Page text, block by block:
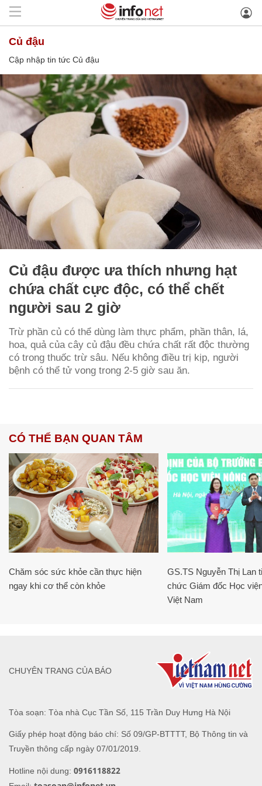
Củ đậu
Cập nhập tin tức Củ đậu
Củ đậu được ưa thích nhưng hạt
chứa chất cực độc, có thể chết
người sau 2 giờ
Trừ phần củ có thể dùng làm thực phẩm, phần thân, lá,
hoa, quả của cây củ đậu đều chứa chất rất độc thường
có trong thuốc trừ sâu. Nếu không điều trị kịp, người
bệnh có thể tử vong trong 2-5 giờ sau ăn.
CÓ THỂ BẠN QUAN TÂM
Chăm sóc sức khỏe cần thực hiện
ngay khi cơ thể còn khỏe
GS.TS Nguyễn Thị Lan
chức Giám đốc Học
Việt Nam
Tòa soạn: Tòa nhà Cục Tần Số, 115 Trần Duy Hưng Hà Nội
Giấy phép hoạt động báo chí: Số 09/GP-BTTTT, Bộ Thông tin và
Truyền thông cấp ngày 07/01/2019.
Hotline nội dung: 0916118822
CHUYÊN TRANG CỦA BÁO